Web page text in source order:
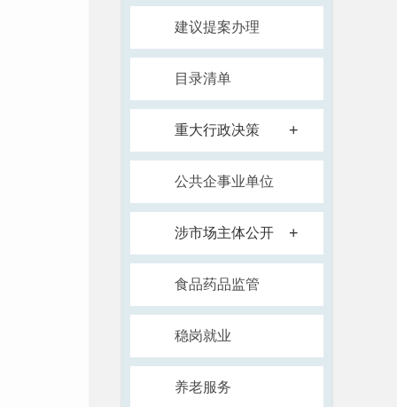
建议提案办理
目录清单
重大行政决策 +
公共企事业单位
涉市场主体公开 +
食品药品监管
稳岗就业
养老服务